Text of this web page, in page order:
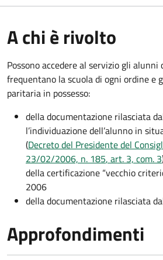
A chi è rivolto
Possono accedere al servizio gli
frequentano la scuola di ogni ordine e
paritaria in possesso:
della documentazione rilasciata
l’individuazione dell’alunno in
(Decreto del Presidente del
23/02/2006, n. 185, art. 3, com. 3
della certificazione “vecchio
2006
della documentazione rilasciata
Approfondimenti